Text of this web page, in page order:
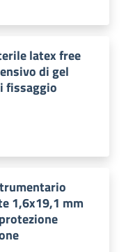
latex free
di gel
fissaggio
1,6x19,1 mm